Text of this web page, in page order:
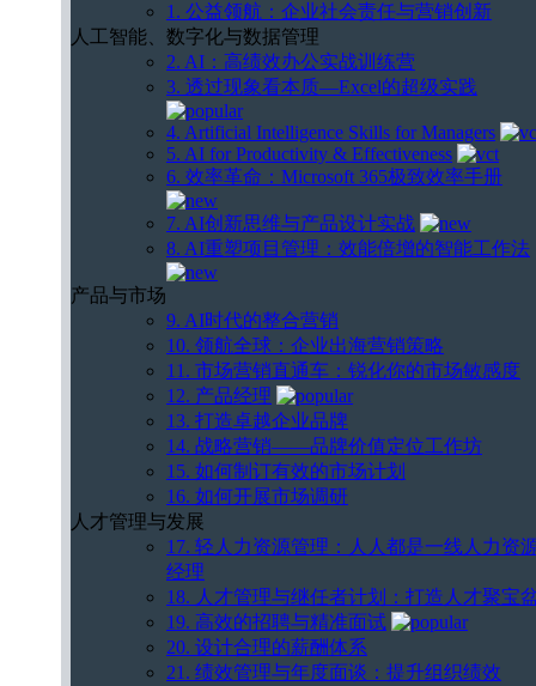
1. 公益领航：企业社会责任与营销创新
人工智能、数字化与数据管理
2. AI：高绩效办公实战训练营
3. 透过现象看本质—Excel的超级实践
4. Artificial Intelligence Skills for Managers
5. AI for Productivity & Effectiveness
6. 效率革命：Microsoft 365极致效率手册
7. AI创新思维与产品设计实战
8. AI重塑项目管理：效能倍增的智能工作法
产品与市场
9. AI时代的整合营销
10. 领航全球：企业出海营销策略
11. 市场营销直通车：锐化你的市场敏感度
12. 产品经理
13. 打造卓越企业品牌
14. 战略营销——品牌价值定位工作坊
15. 如何制订有效的市场计划
16. 如何开展市场调研
人才管理与发展
17. 轻人力资源管理：人人都是一线人力资
经理
18. 人才管理与继任者计划：打造人才聚宝
19. 高效的招聘与精准面试
20. 设计合理的薪酬体系
21. 绩效管理与年度面谈：提升组织绩效